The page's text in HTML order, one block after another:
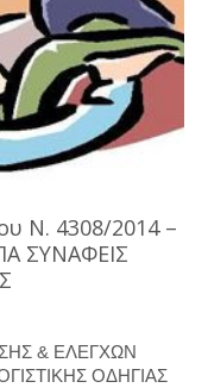
Ν. 4308/2014 –
ΣΥΝΑΦΕΙΣ
& ΕΛΕΓΧΩΝ
ΟΔΗΓΙΑΣ